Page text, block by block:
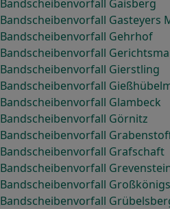
Bandscheibenvorfall Gaisberg
Bandscheibenvorfall Gasteyers
Bandscheibenvorfall Gehrhof
Bandscheibenvorfall
Bandscheibenvorfall Gierstling
Bandscheibenvorfall
Bandscheibenvorfall Glambeck
Bandscheibenvorfall Görnitz
Bandscheibenvorfall
Bandscheibenvorfall Grafschaft
Bandscheibenvorfall
Bandscheibenvorfall
Bandscheibenvorfall